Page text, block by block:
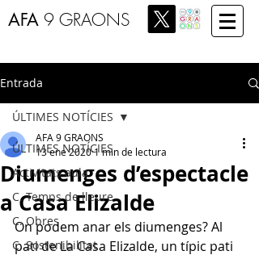
AFA 9 GRAONS
Entrada
ÚLTIMES NOTÍCIES
Activitats aula
C. Temps de lleure
C. Obres
C. Sostenibilitat
ÚLTIMES NOTÍCIES
Diumenges d’espectacle
a Casa Elizalde
AFA 9 GRAONS
13 ene 20201 min de lectura
On podem anar els diumenges? Al
pati de La Casa Elizalde, un típic pati